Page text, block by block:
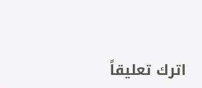
اترك تعليقاً